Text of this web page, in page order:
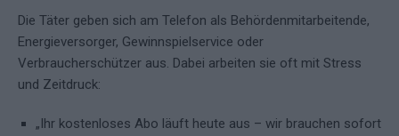
Die Täter geben sich am Telefon als Behördenmitarbeitende,
Energieversorger, Gewinnspielservice oder
Verbraucherschützer aus. Dabei arbeiten sie oft mit Stress
und Zeitdruck:
„Ihr kostenloses Abo läuft heute aus – wir brauchen sofort